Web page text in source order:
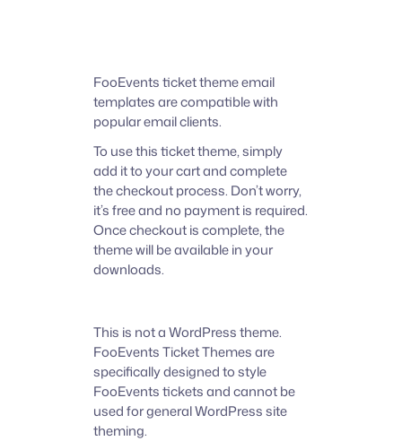
FooEvents ticket theme email
templates are compatible with
popular email clients.
To use this ticket theme, simply
add it to your cart and complete
the checkout process. Don’t worry,
it’s free and no payment is required.
Once checkout is complete, the
theme will be available in your
downloads.
This is not a WordPress theme.
FooEvents Ticket Themes are
specifically designed to style
FooEvents tickets and cannot be
used for general WordPress site
theming.